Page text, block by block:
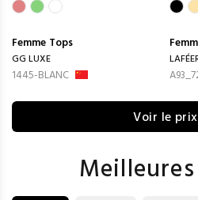
Femme Tops
GG LUXE
1445-BLANC
Voir le